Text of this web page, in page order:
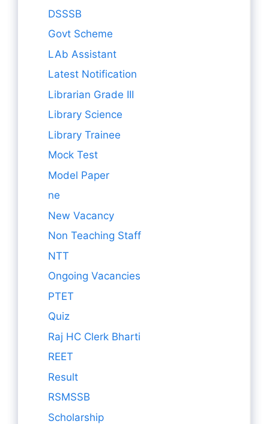
DSSSB
Govt Scheme
LAb Assistant
Latest Notification
Librarian Grade III
Library Science
Library Trainee
Mock Test
Model Paper
ne
New Vacancy
Non Teaching Staff
NTT
Ongoing Vacancies
PTET
Quiz
Raj HC Clerk Bharti
REET
Result
RSMSSB
Scholarship